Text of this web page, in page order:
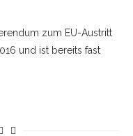
zum EU-Austritt
und ist bereits fast